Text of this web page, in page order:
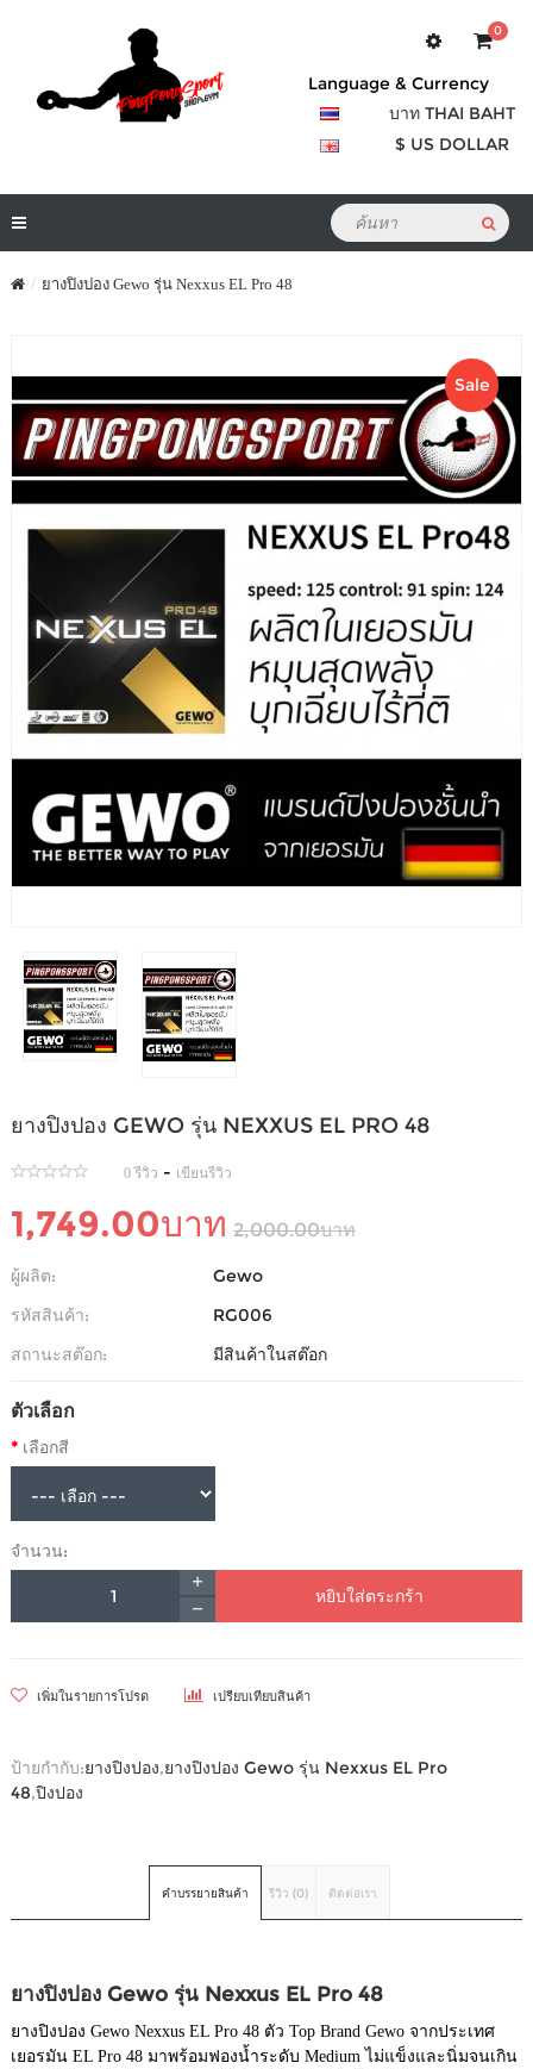
0
Language & Currency
บาท THAI BAHT
$ US DOLLAR
ยางปิงปอง Gewo รุ่น Nexxus EL Pro 48
Sale
ยางปิงปอง GEWO รุ่น NEXXUS EL PRO 48
0 รีวิว - เขียนรีวิว
1,749.00บาท 2,000.00บาท
ผู้ผลิต:
Gewo
รหัสสินค้า:
RG006
สถานะสต๊อก:
มีสินค้าในสต๊อก
ตัวเลือก
เลือกสี
จำนวน:
หยิบใส่ตระกร้า
เพิ่มในรายการโปรด เปรียบเทียบสินค้า
ป้ายกำกับ:ยางปิงปอง,ยางปิงปอง Gewo รุ่น Nexxus EL Pro
48,ปิงปอง
คำบรรยายสินค้า รีวิว (0) ติดต่อเรา
ยางปิงปอง Gewo รุ่น Nexxus EL Pro 48
ยางปิงปอง Gewo Nexxus EL Pro 48 ตัว Top Brand Gewo จากประเทศ
เยอรมัน EL Pro 48 มาพร้อมฟองน้ำระดับ Medium ไม่แข็งและนิ่มจนเกิน